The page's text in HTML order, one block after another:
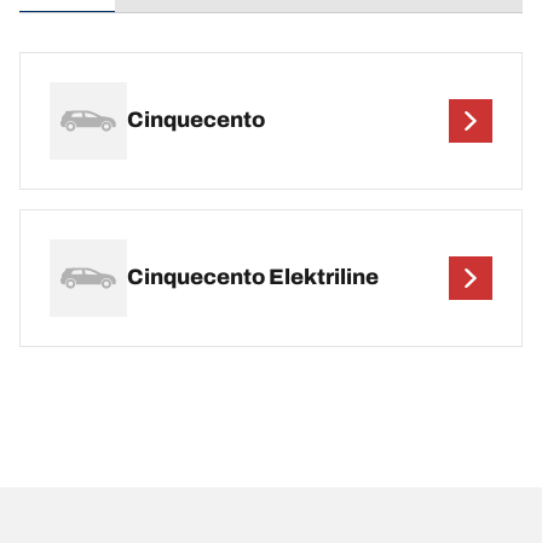
Cinquecento
Cinquecento Elektriline